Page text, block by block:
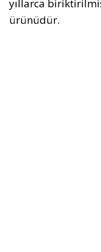
yıllarca
ürünüdür.